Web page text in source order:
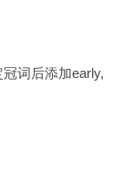
词后添加early,